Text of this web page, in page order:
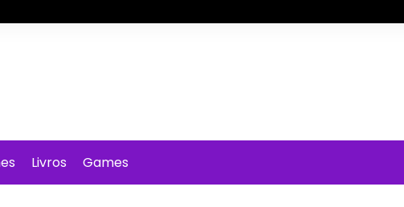
Livros Games